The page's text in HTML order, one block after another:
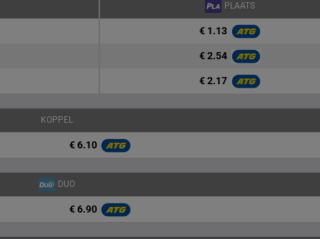
PLAATS
€ 1.13
€ 2.54
€ 2.17
KOPPEL
€ 6.10
DUO
€ 6.90